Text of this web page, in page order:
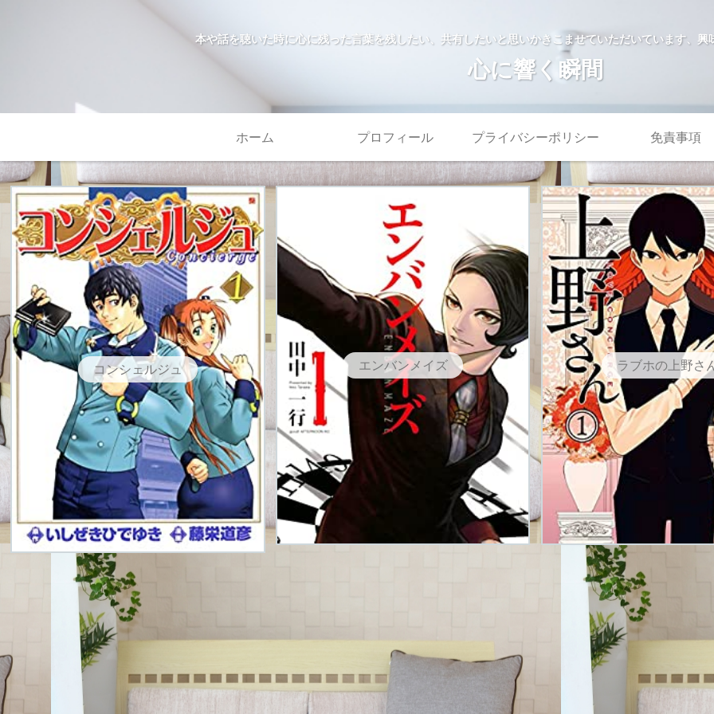
本や話を聴いた時に心に残った言葉を残したい、共有したいと思いかきこませていただいています、
心に響く瞬間
ホーム プロフィール プライバシーポリシー 免責事項
コンシェルジュ エンバンメイズ ラブホの上野さ